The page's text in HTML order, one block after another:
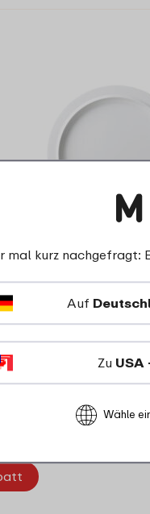
3 Farben
449
Details
mal kurz nachgefragt:
Auf
Zu USA